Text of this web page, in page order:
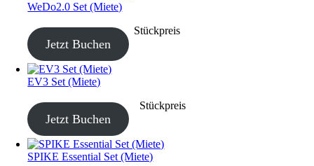
WeDo2.0 Set (Miete)
CHF20.00–CHF80.00 Stückpreis
Jetzt Buchen
EV3 Set (Miete)
CHF40.00–CHF190.00 Stückpreis
Jetzt Buchen
SPIKE Essential Set (Miete)